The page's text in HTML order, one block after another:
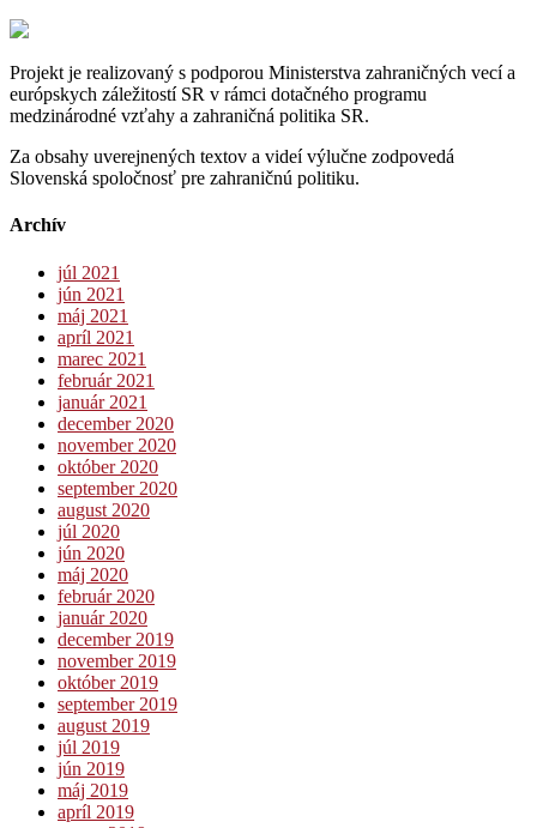
Projekt je realizovaný s podporou Ministerstva zahraničných vecí a
európskych záležitostí SR v rámci dotačného programu
medzinárodné vzťahy a zahraničná politika SR.
Za obsahy uverejnených textov a videí výlučne zodpovedá
Slovenská spoločnosť pre zahraničnú politiku.
Archív
júl 2021
jún 2021
máj 2021
apríl 2021
marec 2021
február 2021
január 2021
december 2020
november 2020
október 2020
september 2020
august 2020
júl 2020
jún 2020
máj 2020
február 2020
január 2020
december 2019
november 2019
október 2019
september 2019
august 2019
júl 2019
jún 2019
máj 2019
apríl 2019